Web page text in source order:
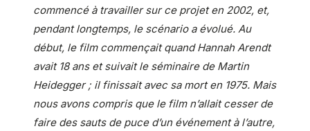
commencé à travailler sur ce projet en 2002, et,
pendant longtemps, le scénario a évolué. Au
début, le film commençait quand Hannah Arendt
avait 18 ans et suivait le séminaire de Martin
Heidegger ; il finissait avec sa mort en 1975. Mais
nous avons compris que le film n’allait cesser de
faire des sauts de puce d’un événement à l’autre,